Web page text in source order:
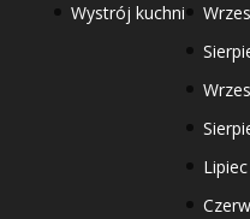
Wystrój kuchni